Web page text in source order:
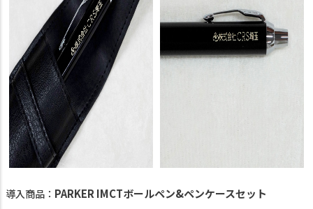
導入商品： PARKER IMCTボールペン&ペンケースセット